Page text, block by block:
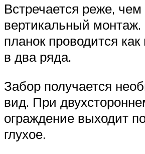
Встречается реже, чем
вертикальный
планок проводится как
в два ряда.
Забор получается
вид. При
ограждение выходит
глухое.